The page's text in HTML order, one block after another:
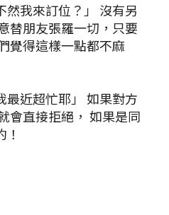
然我來訂位？」 沒有另
替朋友張羅一切，只要
覺得這樣一點都不麻
最近超忙耶」 如果對方
會直接拒絕， 如果是同